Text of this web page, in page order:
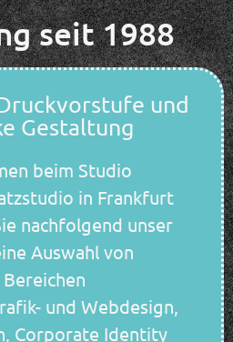
seit 1988
und
Gestaltung
beim Studio
in Frankfurt
nachfolgend unser
Auswahl von
und Webdesign,
Corporate Identity